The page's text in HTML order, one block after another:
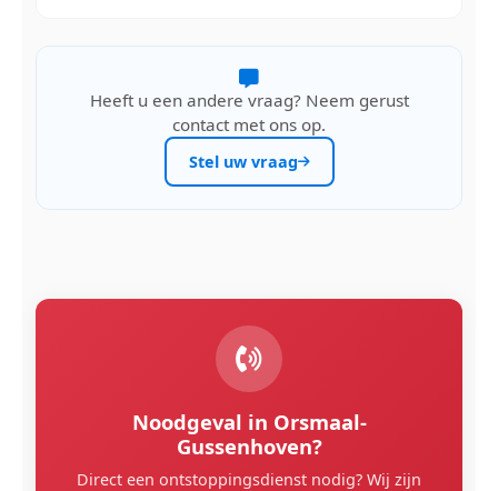
Heeft u een andere vraag? Neem gerust
contact met ons op.
Stel uw vraag
Noodgeval in Orsmaal-
Gussenhoven?
Direct een ontstoppingsdienst nodig? Wij zijn